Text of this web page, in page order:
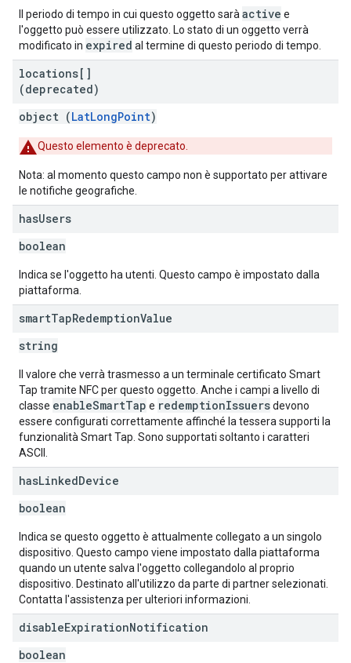
Il periodo di tempo in cui questo oggetto sarà active e
l'oggetto può essere utilizzato. Lo stato di un oggetto verrà
modificato in expired al termine di questo periodo di tempo.
locations[]
(deprecated)
object (LatLongPoint)
Questo elemento è deprecato.
Nota: al momento questo campo non è supportato per attivare
le notifiche geografiche.
hasUsers
boolean
Indica se l'oggetto ha utenti. Questo campo è impostato dalla
piattaforma.
smartTapRedemptionValue
string
Il valore che verrà trasmesso a un terminale certificato Smart
Tap tramite NFC per questo oggetto. Anche i campi a livello di
classe enableSmartTap e redemptionIssuersdevono
essere configurati correttamente affinché la tessera supporti la
funzionalità Smart Tap. Sono supportati soltanto i caratteri
ASCII.
hasLinkedDevice
boolean
Indica se questo oggetto è attualmente collegato a un singolo
dispositivo. Questo campo viene impostato dalla piattaforma
quando un utente salva l'oggetto collegandolo al proprio
dispositivo. Destinato all'utilizzo da parte di partner selezionati.
Contatta l'assistenza per ulteriori informazioni.
disableExpirationNotification
boolean